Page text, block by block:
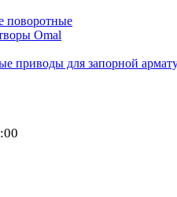
поворотные
Omal
приводы для запорной